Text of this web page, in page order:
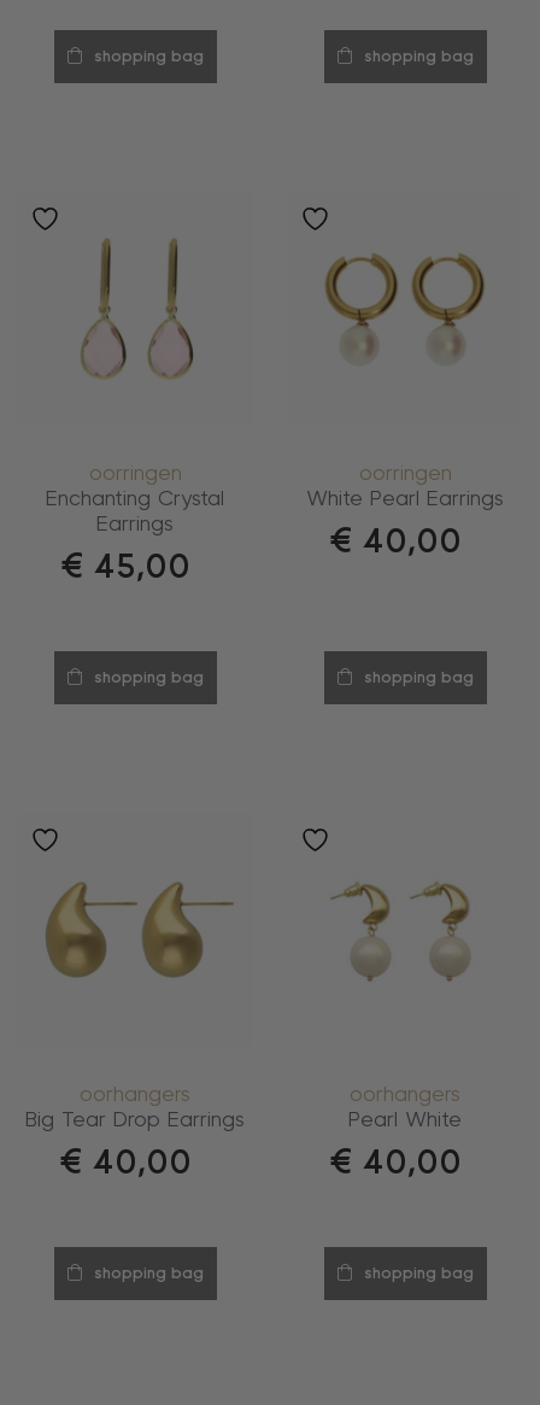
shopping bag shopping bag
oorringen
Enchanting Crystal
Earrings
€ 45,00
shopping bag
oorringen
White Pearl Earrings
€ 40,00
shopping bag
oorhangers
Big Tear Drop Earrings
€ 40,00
shopping bag
oorhangers
Pearl White
€ 40,00
shopping bag